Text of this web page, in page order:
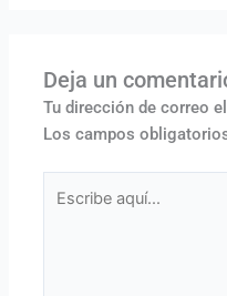
Deja un
Tu dirección de correo
Los campos
aquí...